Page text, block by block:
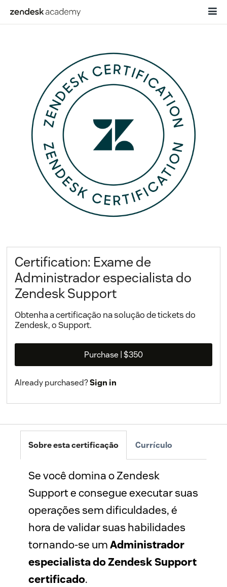
Certification: Exame de
Administrador especialista do
Zendesk Support
Obtenha a certificação na solução de tickets do
Zendesk, o Support.
Purchase | $350
Already purchased?Sign in
Sobre esta certificação
Se você domina o Zendesk
Support e consegue executar suas
operações sem dificuldades, é
hora de validar suas habilidades
tornando-se um Administrador
especialista do Zendesk Support
certificado
Currículo